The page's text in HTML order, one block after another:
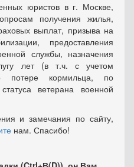
юристов в г. Москве,
получения жилья,
выплат, призыва на
предоставления
службы, назначения
лет (в т.ч. с учетом
потере кормильца, по
ветерана военной
и замечания по сайту,
нам. Спасибо!